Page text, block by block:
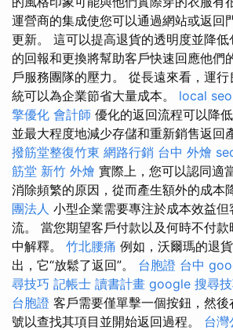
運營商的集成使您可以通過網站或返回
更新。 這可以提高退貨的透明度並降
的回報和更換將幫助客戶快速回應他們
戶服務團隊的壓力。 從長遠來看，運
統可以為企業節省大量成本。 local seo
擎優化 會計師 優化的返回流程可以降
並最大程度地減少存儲和重新銷售返回
撥筋堂整復竹東 網路行銷 台中 外燴
筋堂 新竹 外燴 實際上，您可以認同適
消除頻繁的原因，從而產生額外的成本
團法人 小型企業需要專注於成本效益
流。 當您期望客戶付款以及何時不付
中解釋。 竹北腰痛 例如，沃爾瑪的退
出，它“放鬆了返回”。 台胞證 台中
尋技巧 記帳士 讀書計畫 google 搜尋
台胞證 客戶需要僅單擊一個按鈕，然
號以查找其項目並開始返回過程。 台灣